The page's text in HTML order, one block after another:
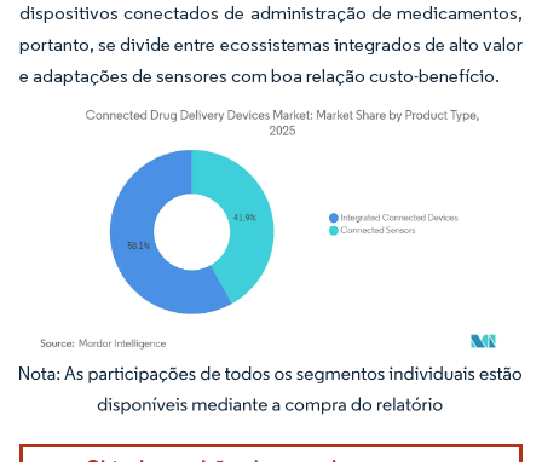
dispositivos conectados de administração de medicamentos,
portanto, se divide entre ecossistemas integrados de alto valor
e adaptações de sensores com boa relação custo-benefício.
Imagem © Mordor Intelligence. O reuso requer atribuição conforme CC BY 4.0.